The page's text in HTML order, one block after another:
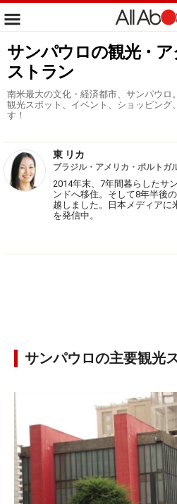
サンパウロの観光・
ストラン
南米最大の文化・経済都市、サンパウロ
観光スポット、イベント、ショッピング
す！
東 リカ
ブラジル・アメリカ・ポルトガ
2014年末、7年間暮らしたサ
ンドへ移住。そして8年半後
越しました。日本メディアに
を発信中。
サンパウロの主要観光